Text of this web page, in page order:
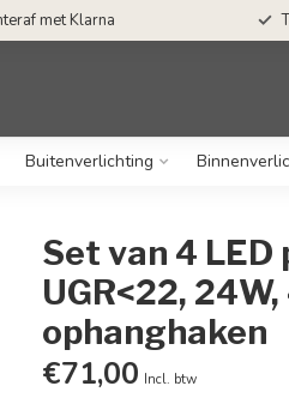
met Klarna
Buitenverlichting
Set van 4
UGR<22,
ophanghaken
€71,00 Incl. btw